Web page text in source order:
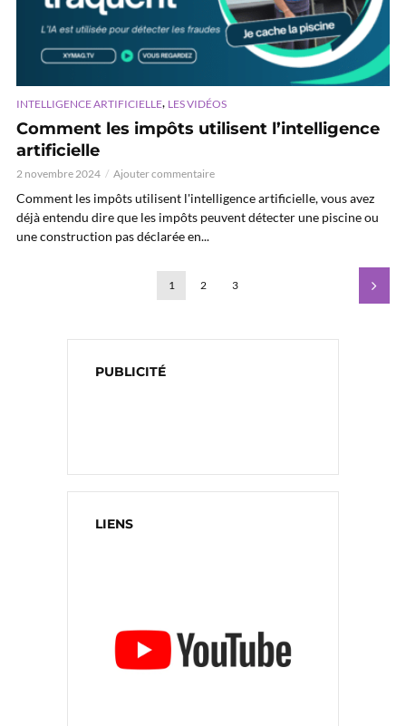
INTELLIGENCE ARTIFICIELLE, LES VIDÉOS
Comment les impôts utilisent l’intelligence
artificielle
2 novembre 2024 Ajouter commentaire
Comment les impôts utilisent l'intelligence artificielle, vous avez
déjà entendu dire que les impôts peuvent détecter une piscine ou
une construction pas déclarée en...
1 2 3
PUBLICITÉ
LIENS